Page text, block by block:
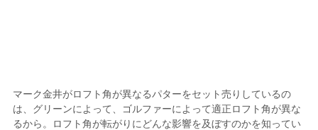
マーク金井がロフト角が異なるパターをセット売りしているの
は、グリーンによって、ゴルファーによって適正ロフト角が異な
るから。ロフト角が転がりにどんな影響を及ぼすのかを知ってい